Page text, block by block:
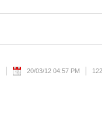
20/03/12 04:57 PM